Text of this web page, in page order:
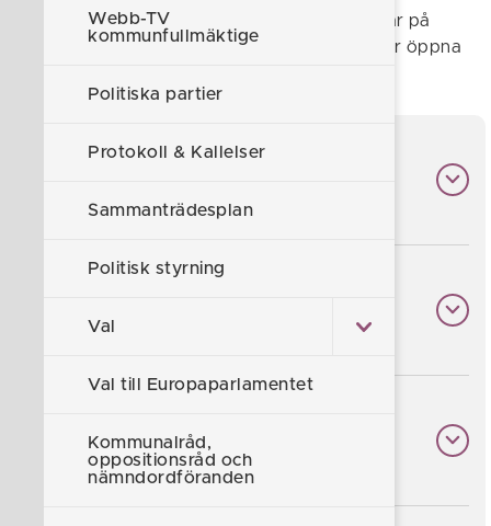
Webb-TV
kommunfullmäktige
Politiska partier
Protokoll & Kallelser
Sammanträdesplan
Politisk styrning
Val
Val till Europaparlamentet
Kommunalråd,
oppositionsråd och
nämndordföranden
tillgängliga på Stinsen, Kommunhuset och här på
hemsidan. Alla sammanträden i fullmäktige är öppna
Mandatfördelning i
förtroendevalda
kommunfullmäktige